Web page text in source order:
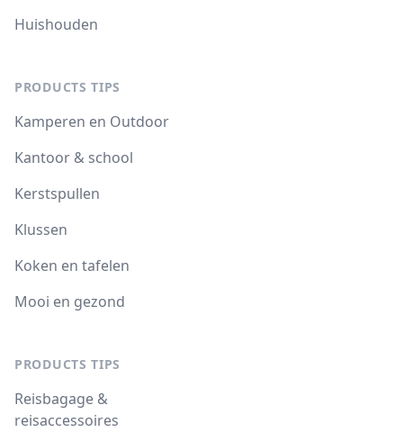
Huishouden
PRODUCTS TIPS
Kamperen en Outdoor
Kantoor & school
Kerstspullen
Klussen
Koken en tafelen
Mooi en gezond
PRODUCTS TIPS
Reisbagage &
reisaccessoires